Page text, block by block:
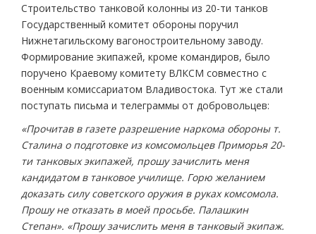
Строительство танковой колонны из 20-ти танков
Государственный комитет обороны поручил
Нижнетагильскому вагоностроительному заводу.
Формирование экипажей, кроме командиров, было
поручено Краевому комитету ВЛКСМ совместно с
военным комиссариатом Владивостока. Тут же стали
поступать письма и телеграммы от добровольцев:
«Прочитав в газете разрешение наркома обороны т.
Сталина о подготовке из комсомольцев Приморья 20-
ти танковых экипажей, прошу зачислить меня
кандидатом в танковое училище. Горю желанием
доказать силу советского оружия в руках комсомола.
Прошу не отказать в моей просьбе. Палашкин
Степан». «Прошу зачислить меня в танковый экипаж.